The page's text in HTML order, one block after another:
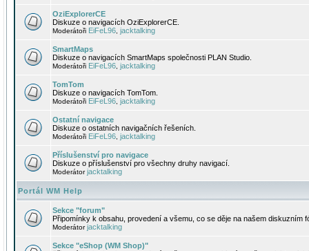
OziExplorerCE
Diskuze o navigacích OziExplorerCE.
Moderátoři EiFeL96 jacktalking
SmartMaps
Diskuze o navigacích SmartMaps společnosti PLAN Studio.
Moderátoři EiFeL96 jacktalking
TomTom
Diskuze o navigacích TomTom.
Moderátoři EiFeL96 jacktalking
Ostatní navigace
Diskuze o ostatních navigačních řešeních.
Moderátoři EiFeL96 jacktalking
Příslušenství pro navigace
Diskuze o příslušenství pro všechny druhy navigací.
Moderátorjacktalking
Portál WM Help
Sekce "forum"
Připomínky k obsahu, provedení a všemu, co se děje na našem diskuzním
Moderátorjacktalking
Sekce "eShop (WM Shop)"